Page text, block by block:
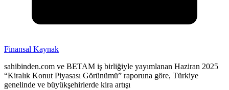
Finansal Kaynak
sahibinden.com ve BETAM iş birliğiyle yayımlanan Haziran 2025
“Kiralık Konut Piyasası Görünümü” raporuna göre, Türkiye
genelinde ve büyükşehirlerde kira artışı